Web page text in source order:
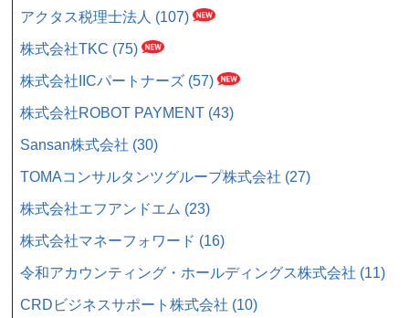
アクタス税理士法人 (107)
株式会社TKC (75)
株式会社IICパートナーズ (57)
株式会社ROBOT PAYMENT (43)
Sansan株式会社 (30)
TOMAコンサルタンツグループ株式会社 (27)
株式会社エフアンドエム (23)
株式会社マネーフォワード (16)
令和アカウンティング・ホールディングス株式会社 (11)
CRDビジネスサポート株式会社 (10)